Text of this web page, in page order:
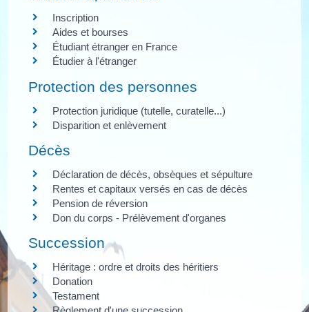
Inscription
Aides et bourses
Étudiant étranger en France
Étudier à l'étranger
Protection des personnes
Protection juridique (tutelle, curatelle...)
Disparition et enlèvement
Décès
Déclaration de décès, obsèques et sépulture
Rentes et capitaux versés en cas de décès
Pension de réversion
Don du corps - Prélèvement d'organes
Succession
Héritage : ordre et droits des héritiers
Donation
Testament